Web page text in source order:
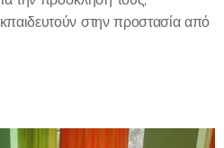
στην προστασία από